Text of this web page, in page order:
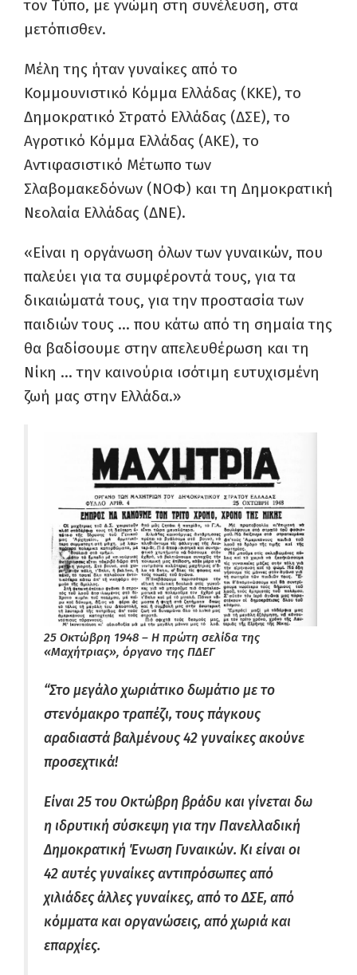
τον Τύπο, με γνώμη στη συνέλευση, στα
μετόπισθεν.
Μέλη της ήταν γυναίκες από το
Κομμουνιστικό Κόμμα Ελλάδας (ΚΚΕ), το
Δημοκρατικό Στρατό Ελλάδας (ΔΣΕ), το
Αγροτικό Κόμμα Ελλάδας (ΑΚΕ), το
Αντιφασιστικό Μέτωπο των
Σλαβομακεδόνων (ΝΟΦ) και τη Δημοκρατική
Νεολαία Ελλάδας (ΔΝΕ).
«Είναι η οργάνωση όλων των γυναικών, που
παλεύει για τα συμφέροντά τους, για τα
δικαιώματά τους, για την προστασία των
παιδιών τους … που κάτω από τη σημαία της
θα βαδίσουμε στην απελευθέρωση και τη
Νίκη … την καινούρια ισότιμη ευτυχισμένη
ζωή μας στην Ελλάδα.»
25 Οκτώβρη 1948 – Η πρώτη σελίδα της
«Μαχήτριας», όργανο της ΠΔΕΓ
“Στο μεγάλο χωριάτικο δωμάτιο με το
στενόμακρο τραπέζι, τους πάγκους
αραδιαστά βαλμένους 42 γυναίκες ακούνε
προσεχτικά!
Είναι 25 του Οκτώβρη βράδυ και γίνεται δω
η ιδρυτική σύσκεψη για την Πανελλαδική
Δημοκρατική Ένωση Γυναικών. Κι είναι οι
42 αυτές γυναίκες αντιπρόσωπες από
χιλιάδες άλλες γυναίκες, από το ΔΣΕ, από
κόμματα και οργανώσεις, από χωριά και
επαρχίες.